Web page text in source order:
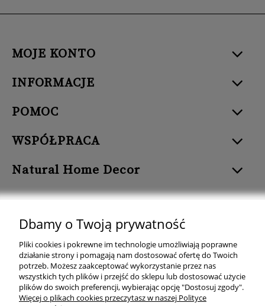
MOJE KONTO
INFORMACJE
POMOC
WSPÓŁPRACA
Natural Home Decor
Natural Home Decor | E-mail: sklep at naturalhomedecor.pl | Tel.:
507 707 299| NIP: 7971800592 | REGON: 381429127
Copyright © 2026 - Naturalhomedecor.pl
Dbamy o Twoją prywatność
Pliki cookies i pokrewne im technologie umożliwiają poprawne
działanie strony i pomagają nam dostosować ofertę do Twoich
potrzeb. Możesz zaakceptować wykorzystanie przez nas
wszystkich tych plików i przejść do sklepu lub dostosować użycie
plików do swoich preferencji, wybierając opcję "Dostosuj zgody".
Więcej o plikach cookies przeczytasz w naszej Polityce